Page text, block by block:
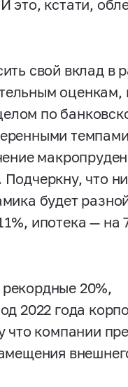
кстати,
свой вклад в
оценкам,
по
что
будет
ипотека — на
20%,
2022 года
что компании